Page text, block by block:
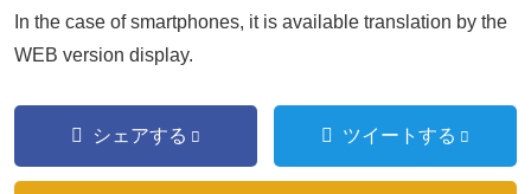
In the case of smartphones, it is available translation by the
WEB version display.
シェアする ツイートする